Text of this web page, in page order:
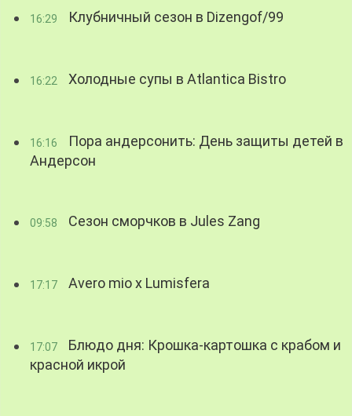
16:29 Клубничный сезон в Dizengof/99
16:22 Холодные супы в Atlantica Bistro
16:16
Пора андерсонить: День защиты детей в
Андерсон
09:58 Сезон сморчков в Jules Zang
17:17 Avero mio x Lumisfera
17:07
Блюдо дня: Крошка-картошка с крабом и
красной икрой